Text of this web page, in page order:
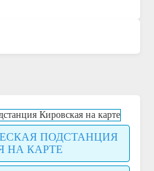
ПОДСТАНЦИЯ
НА КАРТЕ